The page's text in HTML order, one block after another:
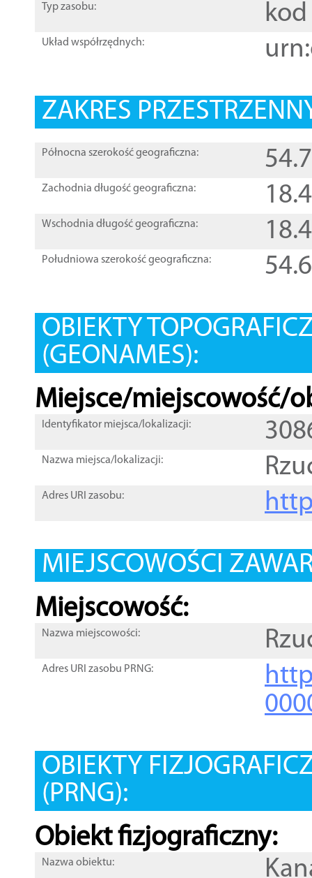
Typ zasobu: kod
Układ współrzędnych:
ZAKRES
Północna szerokość geograficzna:
Zachodnia długość geograficzna:
Wschodnia długość geograficzna:
Południowa szerokość geograficzna:
OBIEKTY
(GEONAMES):
Miejsce/miejscowość/
Identyfikator miejsca/lokalizacji:
Nazwa miejsca/lokalizacji:
Adres URI zasobu:
MIEJSCOWOŚCI
Miejscowość:
Nazwa miejscowości:
Adres URI zasobu PRNG:
OBIEKTY
(PRNG):
Obiekt fizjograficzny:
Nazwa obiektu: